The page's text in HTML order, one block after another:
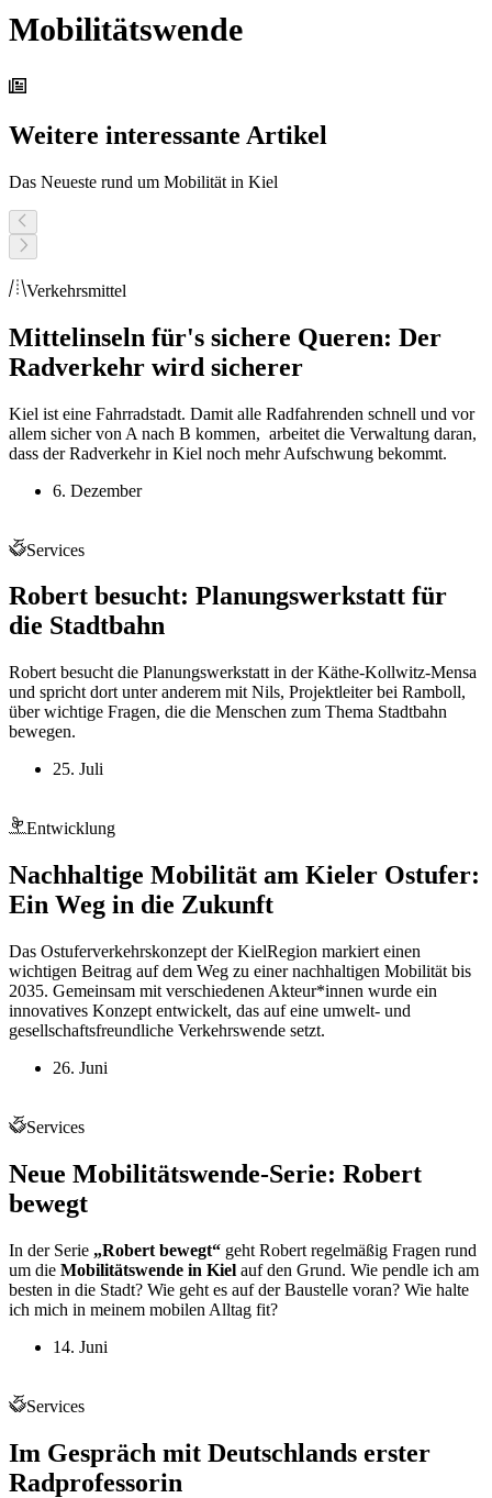
Mobilitätswende
Weitere interessante Artikel
Das Neueste rund um Mobilität in Kiel
Verkehrsmittel
Mittelinseln für's sichere Queren: Der
Radverkehr wird sicherer
Kiel ist eine Fahrradstadt. Damit alle Radfahrenden schnell und vor
allem sicher von A nach B kommen, arbeitet die Verwaltung daran,
dass der Radverkehr in Kiel noch mehr Aufschwung bekommt.
6. Dezember
Services
Robert besucht: Planungswerkstatt für
die Stadtbahn
Robert besucht die Planungswerkstatt in der Käthe-Kollwitz-Mensa
und spricht dort unter anderem mit Nils, Projektleiter bei Ramboll,
über wichtige Fragen, die die Menschen zum Thema Stadtbahn
bewegen.
25. Juli
Entwicklung
Nachhaltige Mobilität am Kieler Ostufer:
Ein Weg in die Zukunft
Das Ostuferverkehrskonzept der KielRegion markiert einen
wichtigen Beitrag auf dem Weg zu einer nachhaltigen Mobilität bis
2035. Gemeinsam mit verschiedenen Akteur*innen wurde ein
innovatives Konzept entwickelt, das auf eine umwelt- und
gesellschaftsfreundliche Verkehrswende setzt.
26. Juni
Services
Neue Mobilitätswende-Serie: Robert
bewegt
In der Serie „Robert bewegt“ geht Robert regelmäßig Fragen rund
um die Mobilitätswende in Kiel auf den Grund. Wie pendle ich am
besten in die Stadt? Wie geht es auf der Baustelle voran? Wie halte
ich mich in meinem mobilen Alltag fit?
14. Juni
Services
Im Gespräch mit Deutschlands erster
Radprofessorin